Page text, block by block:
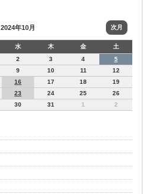
2024年10月 次月
水 木 金
土
2 3 4
5
9 10 11
12
16 17 18
19
23 24 25
26
30 31 1 2